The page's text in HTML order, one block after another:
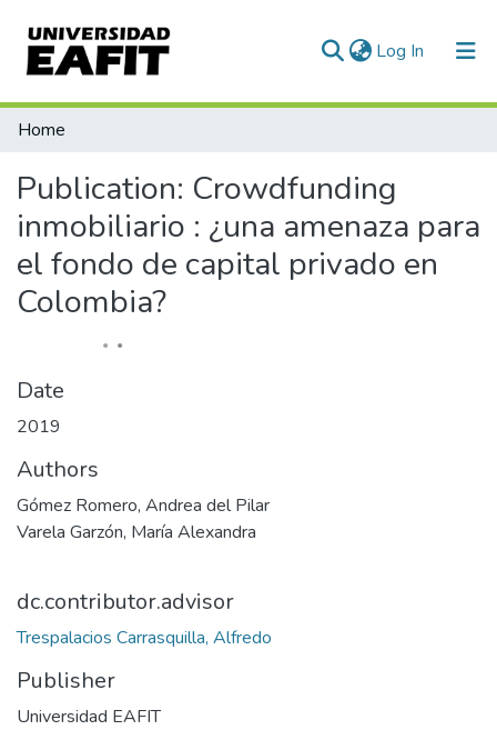
Log In (current)
Statistics
Home
Publication: Crowdfunding
inmobiliario : ¿una amenaza para
el fondo de capital privado en
Colombia?
Date
2019
Authors
Gómez Romero, Andrea del Pilar
Varela Garzón, María Alexandra
dc.contributor.advisor
Trespalacios Carrasquilla, Alfredo
Publisher
Universidad EAFIT